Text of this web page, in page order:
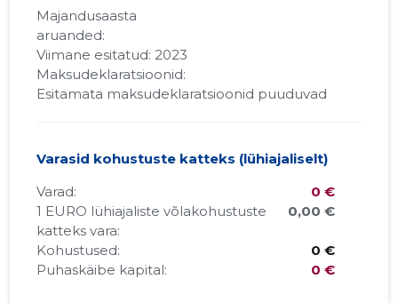
Majandusaasta
aruanded:
Viimane esitatud: 2023
Maksudeklaratsioonid:
Esitamata maksudeklaratsioonid puuduvad
Varasid kohustuste katteks (lühiajaliselt)
Varad:
0 €
1 EURO lühiajaliste võlakohustuste
katteks vara:
0,00 €
Kohustused:
0 €
Puhaskäibe kapital:
0 €